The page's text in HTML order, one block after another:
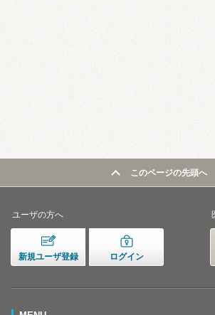
このページの先頭へ
ユーザの方へ
新規ユーザ登録 ログイン